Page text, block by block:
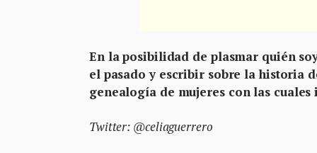
En la posibilidad de plasmar quién
el pasado y escribir sobre la historia
genealogía de mujeres con las
Twitter: @celiaguerrero